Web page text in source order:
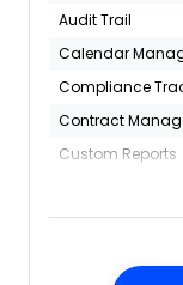
Audit Trail
Calendar
Compliance
Contract
Custom Reports
Data Export